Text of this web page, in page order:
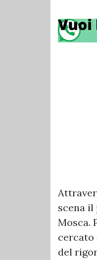
scena
Mosca.
cercato
del